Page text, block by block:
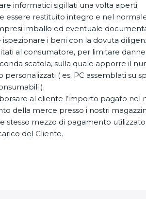
informatici sigillati una volta aperti;
essere restituito integro e nel
imballo ed eventuale
i beni con la dovuta
al consumatore, per limitare
scatola, sulla quale apporre il
( es. PC assemblati su
).
al cliente l’importo pagato
della merce presso i nostri
mezzo di pagamento
del Cliente.